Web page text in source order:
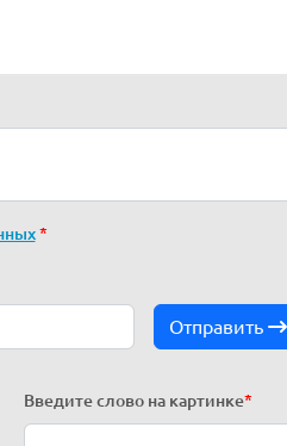
*
Отправить
Введите слово на картинке*